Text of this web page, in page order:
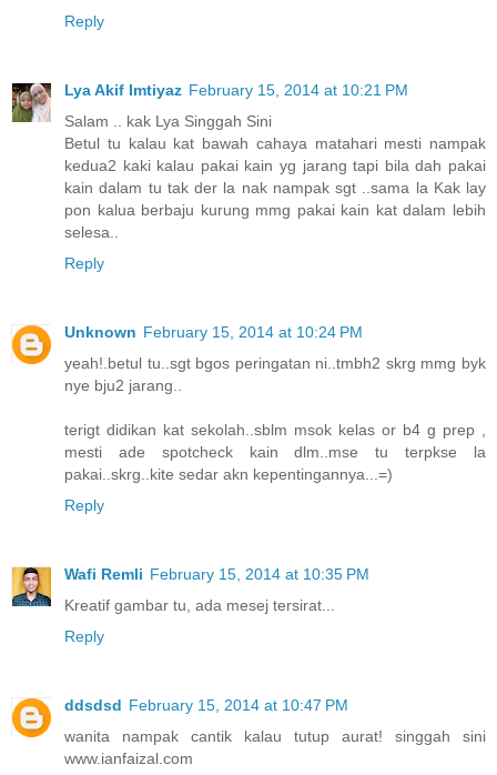
Reply
Lya Akif Imtiyaz February 15, 2014 at 10:21 PM
Salam .. kak Lya Singgah Sini
Betul tu kalau kat bawah cahaya matahari mesti nampak
kedua2 kaki kalau pakai kain yg jarang tapi bila dah pakai
kain dalam tu tak der la nak nampak sgt ..sama la Kak lay
pon kalua berbaju kurung mmg pakai kain kat dalam lebih
selesa..
Reply
Unknown February 15, 2014 at 10:24 PM
yeah!.betul tu..sgt bgos peringatan ni..tmbh2 skrg mmg byk
nye bju2 jarang..
terigt didikan kat sekolah..sblm msok kelas or b4 g prep ,
mesti ade spotcheck kain dlm..mse tu terpkse la
pakai..skrg..kite sedar akn kepentingannya...=)
Reply
Wafi Remli February 15, 2014 at 10:35 PM
Kreatif gambar tu, ada mesej tersirat...
Reply
ddsdsd February 15, 2014 at 10:47 PM
wanita nampak cantik kalau tutup aurat! singgah sini
www.ianfaizal.com